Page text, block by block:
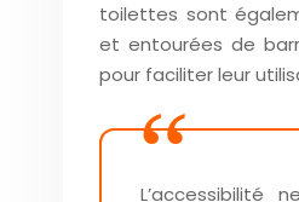
toilettes sont
et entourées de
pour faciliter leur
L’accessibilité